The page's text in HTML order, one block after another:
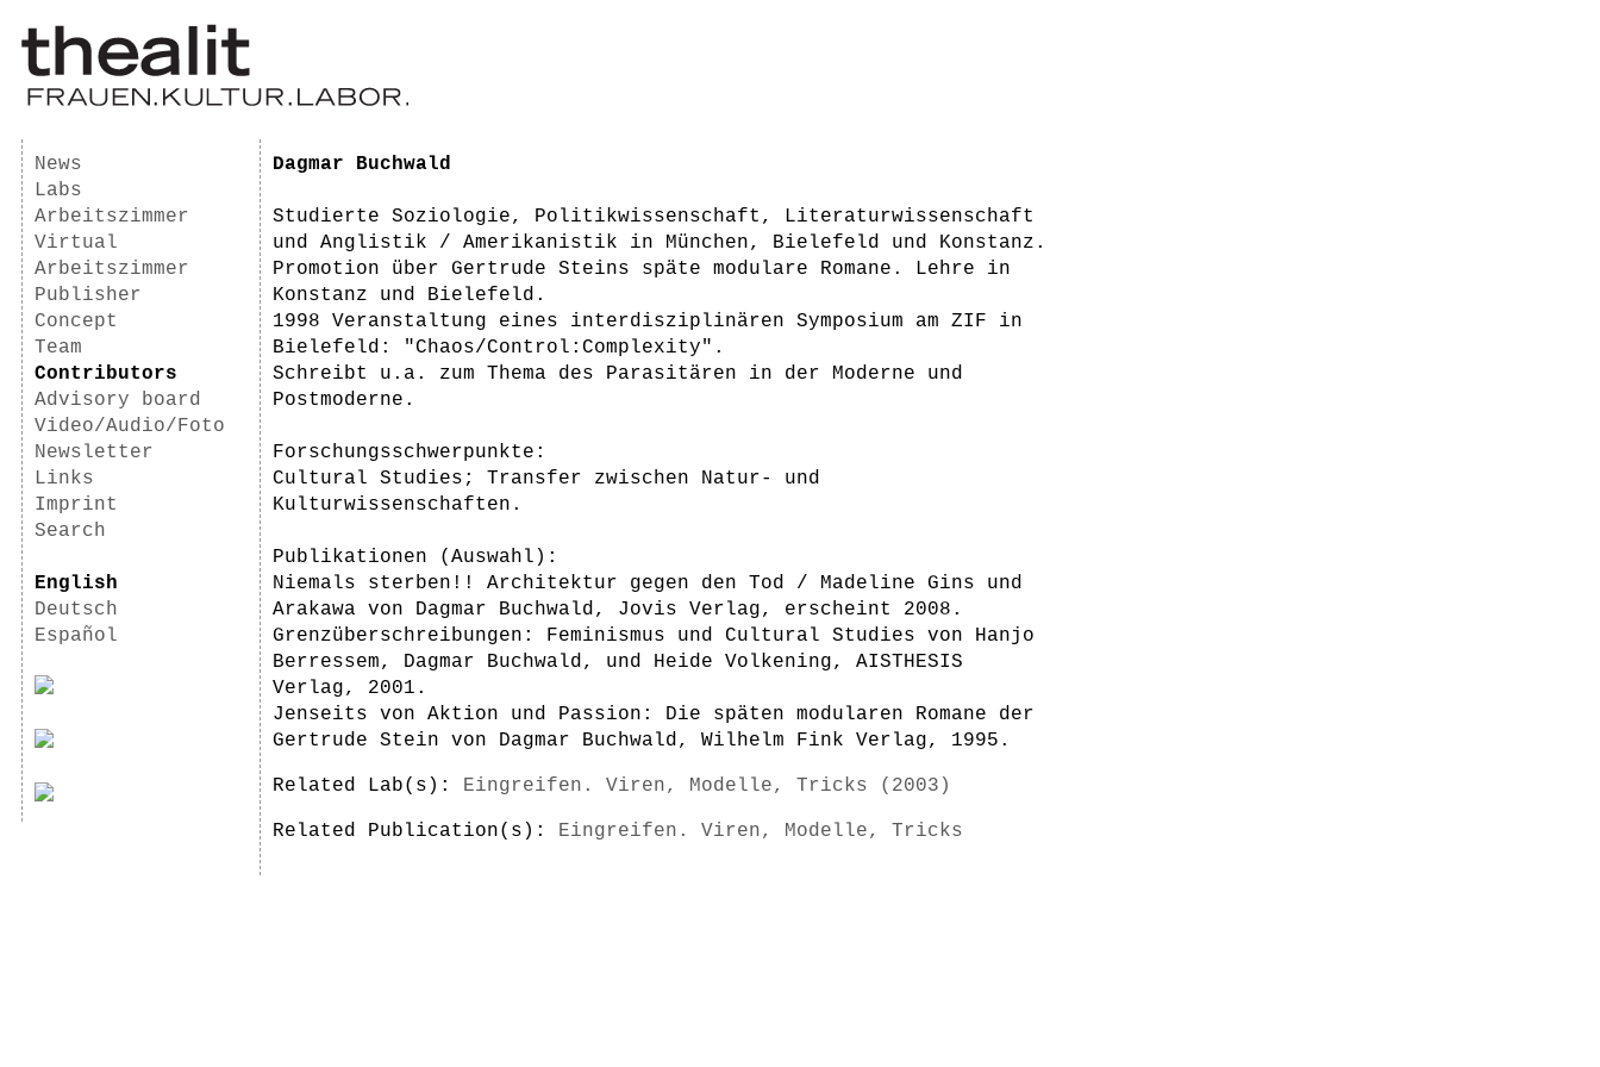
News
Labs
Arbeitszimmer
Virtual
Arbeitszimmer
Publisher
Concept
Team
Contributors
Advisory board
Video/Audio/Foto
Newsletter
Links
Imprint
Search
English
Deutsch
Español
Dagmar Buchwald
Studierte Soziologie, Politikwissenschaft, Literaturwissenschaft
und Anglistik / Amerikanistik in München, Bielefeld und Konstanz.
Promotion über Gertrude Steins späte modulare Romane. Lehre in
Konstanz und Bielefeld.
1998 Veranstaltung eines interdisziplinären Symposium am ZIF in
Bielefeld: "Chaos/Control:Complexity".
Schreibt u.a. zum Thema des Parasitären in der Moderne und
Postmoderne.
Forschungsschwerpunkte:
Cultural Studies; Transfer zwischen Natur- und
Kulturwissenschaften.
Publikationen (Auswahl):
Niemals sterben!! Architektur gegen den Tod / Madeline Gins und
Arakawa von Dagmar Buchwald, Jovis Verlag, erscheint 2008.
Grenzüberschreibungen: Feminismus und Cultural Studies von Hanjo
Berressem, Dagmar Buchwald, und Heide Volkening, AISTHESIS
Verlag, 2001.
Jenseits von Aktion und Passion: Die späten modularen Romane der
Gertrude Stein von Dagmar Buchwald, Wilhelm Fink Verlag, 1995.
Related Lab(s): Eingreifen. Viren, Modelle, Tricks (2003)
Related Publication(s): Eingreifen. Viren, Modelle, Tricks